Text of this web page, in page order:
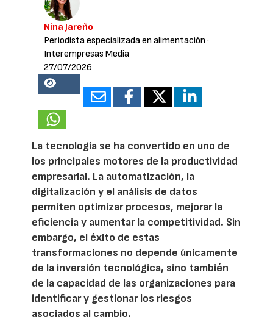
Nina Jareño
Periodista especializada en alimentación ·
Interempresas Media
27/07/2026
18167
La tecnología se ha convertido en uno de
los principales motores de la productividad
empresarial. La automatización, la
digitalización y el análisis de datos
permiten optimizar procesos, mejorar la
eficiencia y aumentar la competitividad. Sin
embargo, el éxito de estas
transformaciones no depende únicamente
de la inversión tecnológica, sino también
de la capacidad de las organizaciones para
identificar y gestionar los riesgos
asociados al cambio.